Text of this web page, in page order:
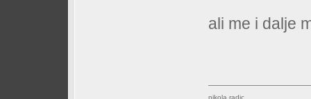
ali me i dalje
nikola radic